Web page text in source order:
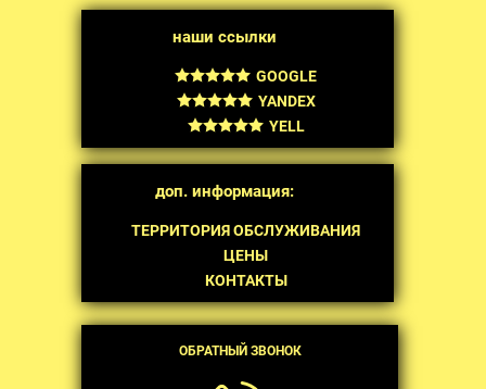
наши ссылки
GOOGLE
YANDEX
YELL
доп. информация:
ТЕРРИТОРИЯ ОБСЛУЖИВАНИЯ
ЦЕНЫ
КОНТАКТЫ
ОБРАТНЫЙ ЗВОНОК